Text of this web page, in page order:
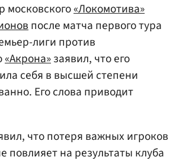
московского«Локомотива»
после матча первого тура
лиги против
«Акрона»заявил, что его
себя в высшей степени
Его слова приводит
что потеря важных игроков
повлияет на результаты клуба